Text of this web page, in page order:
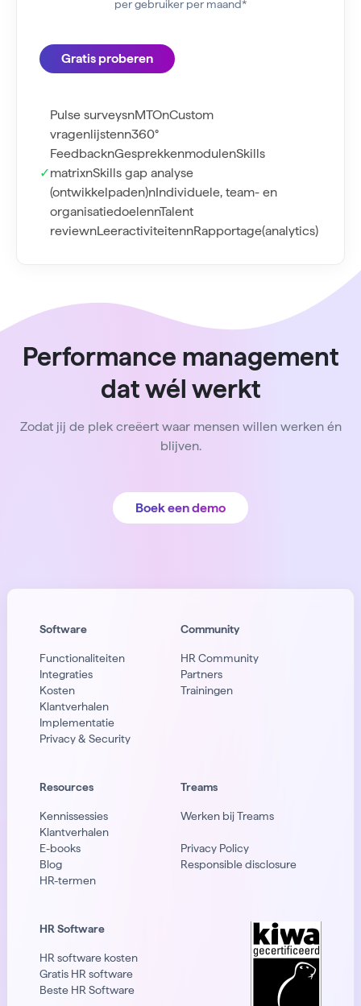
per gebruiker per maand*
Gratis proberen
Pulse surveysnMTOnCustom
vragenlijstenn360°
FeedbacknGesprekkenmodulenSkills
matrixnSkills gap analyse
(ontwikkelpaden)nIndividuele, team- en
organisatiedoelennTalent
reviewnLeeractiviteitennRapportage(analytics)
Performance management
dat wél werkt
Zodat jij de plek creëert waar mensen willen werken én
blijven.
Boek een demo
Software
Functionaliteiten
Integraties
Kosten
Klantverhalen
Implementatie
Privacy & Security
Community
HR Community
Partners
Trainingen
Resources
Kennissessies
Klantverhalen
E-books
Blog
HR-termen
Treams
Werken bij Treams
Privacy Policy
Responsible disclosure
HR Software
HR software kosten
Gratis HR software
Beste HR Software